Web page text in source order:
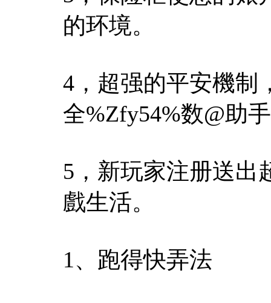
的环境。
4，超强的平安機制
全%Zfy54%数@助
5，新玩家注册送出
戲生活。
1、跑得快弄法